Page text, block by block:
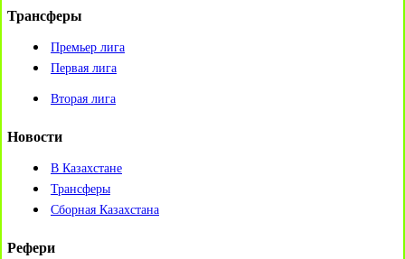
Трансферы
Премьер лига
Первая лига
Вторая лига
Новости
В Казахстане
Трансферы
Сборная Казахстана
Рефери